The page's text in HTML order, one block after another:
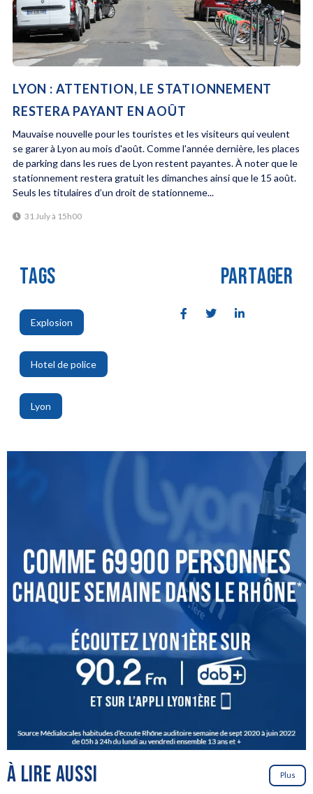
LYON : ATTENTION, LE STATIONNEMENT
RESTERA PAYANT EN AOÛT
Mauvaise nouvelle pour les touristes et les visiteurs qui veulent
se garer à Lyon au mois d'août. Comme l'année dernière, les places
de parking dans les rues de Lyon restent payantes. À noter que le
stationnement restera gratuit les dimanches ainsi que le 15 août.
Seuls les titulaires d’un droit de stationneme...
31 July à 15h00
TAGS
Explosion
,
Hotel de police
,
Lyon
PARTAGER
À LIRE AUSSI Plus